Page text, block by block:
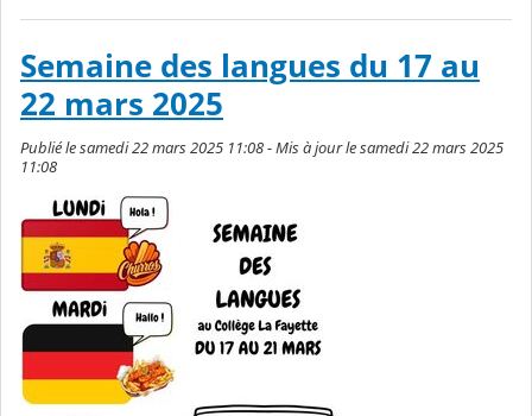
Semaine des langues du 17 au
22 mars 2025
Publié le samedi 22 mars 2025 11:08 - Mis à jour le samedi 22 mars 2025
11:08